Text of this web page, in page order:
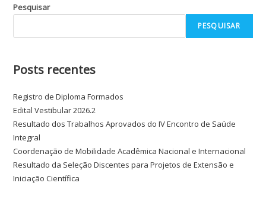
Pesquisar
PESQUISAR
Posts recentes
Registro de Diploma Formados
Edital Vestibular 2026.2
Resultado dos Trabalhos Aprovados do IV Encontro de Saúde
Integral
Coordenação de Mobilidade Acadêmica Nacional e Internacional
Resultado da Seleção Discentes para Projetos de Extensão e
Iniciação Científica